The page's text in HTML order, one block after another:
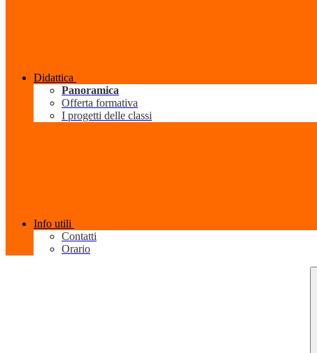
Didattica
Panoramica
Offerta formativa
I progetti delle classi
Info utili
Contatti
Orario